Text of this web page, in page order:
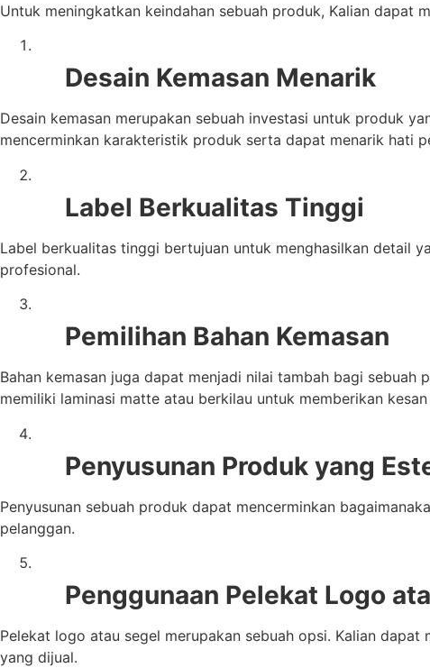
Untuk meningkatkan keindahan sebuah produk, Kalian dapat
Desain Kemasan Menarik
Desain kemasan merupakan sebuah investasi untuk produk
mencerminkan karakteristik produk serta dapat menarik hati
Label Berkualitas Tinggi
Label berkualitas tinggi bertujuan untuk menghasilkan detail
profesional.
Pemilihan Bahan Kemasan
Bahan kemasan juga dapat menjadi nilai tambah bagi
memiliki laminasi matte atau berkilau untuk memberikan
Penyusunan Produk yang
Penyusunan sebuah produk dapat mencerminkan
pelanggan.
Penggunaan Pelekat Logo
Pelekat logo atau segel merupakan sebuah opsi. Kalian
yang dijual.